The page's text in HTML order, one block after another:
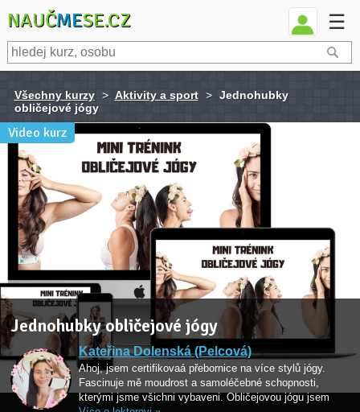
NAUČMESE.CZ ☰
Všechny kurzy > Aktivity a sport > Jednohubky
obličejové jógy
Video kurz
Jednohubky obličejové jógy
Kateřina Dolenská (Pelcová)
Ahoj, jsem certifikovaá přebornice na více stylů jógy.
Fascinuje mě moudrost a samoléčebné schopnosti,
kterými jsme všichni vybaveni. Obličejovou jógu jsem